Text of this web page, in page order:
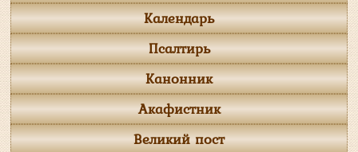
Календарь
Псалтирь
Канонник
Акафистник
Великий пост